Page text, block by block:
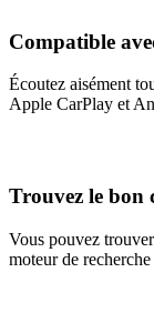
Compatible
Écoutez aisément
Apple CarPlay et
Trouvez le bon
Vous pouvez
moteur de